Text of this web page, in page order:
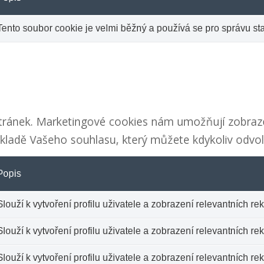
soubor cookie je velmi běžný a používá se pro správu
Marketingové cookies nám umožňují
Vašeho souhlasu, který můžete kdykoliv
k vytvoření profilu uživatele a zobrazení relevantních
k vytvoření profilu uživatele a zobrazení relevantních
k vytvoření profilu uživatele a zobrazení relevantních